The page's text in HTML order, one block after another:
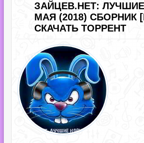
ЗАЙЦЕВ.НЕТ:
МАЯ (2018) СБОРНИК
СКАЧАТЬ ТОРРЕНТ